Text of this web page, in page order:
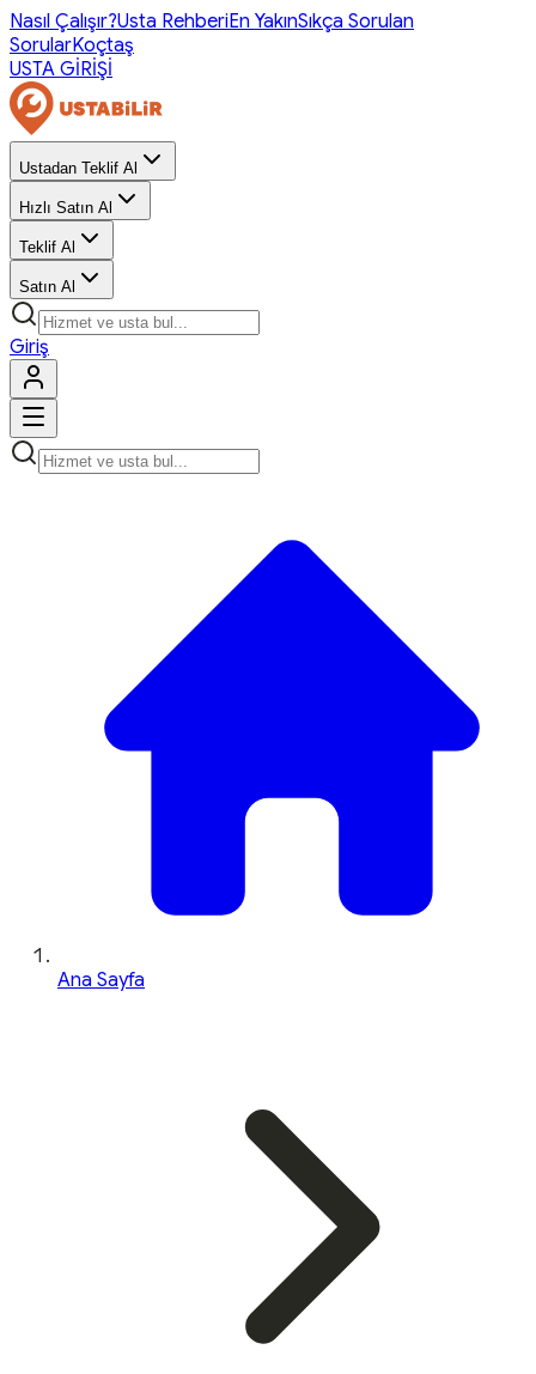
Nasıl Çalışır?Usta RehberiEn YakınSıkça Sorulan
SorularKoçtaş
USTA GİRİŞİ
Ustadan Teklif Al
Hızlı Satın Al
Teklif Al
Satın Al
Giriş
Ana Sayfa